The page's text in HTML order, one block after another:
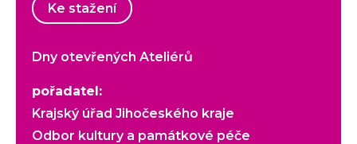
Ke stažení
Dny otevřených Ateliérů
pořadatel:
Krajský úřad Jihočeského kraje
Odbor kultury a památkové péče